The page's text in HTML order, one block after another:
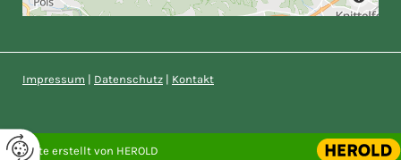
Impressum | Datenschutz | Kontakt
Website erstellt von HEROLD